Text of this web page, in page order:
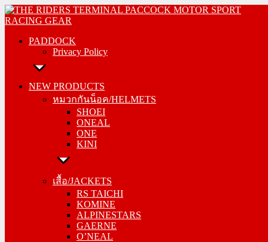
Skip
to
PADDOCK
Privacy Policy
NEW PRODUCTS
หมวกกันน็อค/HELMETS
SHOEI
ONEAL
ONE
KINI
เสื้อ/JACKETS
RS TAICHI
KOMINE
ALPINESTARS
GAERNE
O’NEAL
PADDOCK
NEW PRODUCTS
SHOEI
ONEAL
ONE
KINI
เสื้อ/JACKETS
KOMINE
ALPINESTARS
GAERNE
O’NEAL